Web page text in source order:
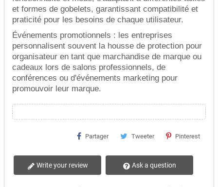
et formes de gobelets, garantissant compatibilité et
praticité pour les besoins de chaque utilisateur.
Événements promotionnels : les entreprises
personnalisent souvent la housse de protection pour
organisateur en tant que marchandise de marque ou
cadeaux lors de salons professionnels, de
conférences ou d'événements marketing pour
promouvoir leur marque.
Partager Tweeter Pinterest
Write your review Ask a question